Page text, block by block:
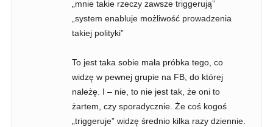
„mnie takie rzeczy zawsze triggerują”
„system enabluje możliwość prowadzenia
takiej polityki”
To jest taka sobie mała próbka tego, co
widzę w pewnej grupie na FB, do której
należę. I – nie, to nie jest tak, że oni to
żartem, czy sporadycznie. Że coś kogoś
„triggeruje” widzę średnio kilka razy dziennie.